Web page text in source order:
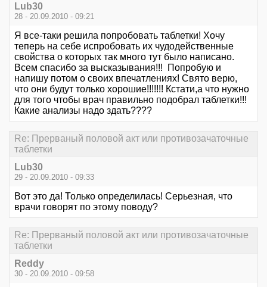
Lub30
28 - 20.09.2010 - 09:21
Я все-таки решила попробовать таблетки! Хочу
теперь на себе испробовать их чудодейственные
свойства о которых так много тут было написано.
Всем спасибо за высказывания!!! Попробую и
напишу потом о своих впечатлениях! Свято верю,
что они будут только хорошие!!!!!!! Кстати,а что нужно
для того чтобы врач правильно подобрал таблетки!!!
Какие анализы надо здать????
Re: Прерваный половой акт или противозачаточные
таблетки
Lub30
29 - 20.09.2010 - 09:33
Вот это да! Только определилась! Серьезная, что
врачи говорят по этому поводу?
Re: Прерваный половой акт или противозачаточные
таблетки
Reddy
30 - 20.09.2010 - 09:58